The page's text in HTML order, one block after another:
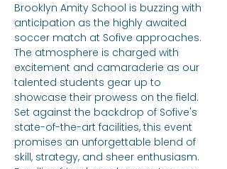
Brooklyn Amity School is buzzing with
anticipation as the highly awaited
soccer match at Sofive approaches.
The atmosphere is charged with
excitement and camaraderie as our
talented students gear up to
showcase their prowess on the field.
Set against the backdrop of Sofive's
state-of-the-art facilities, this event
promises an unforgettable blend of
skill, strategy, and sheer enthusiasm.